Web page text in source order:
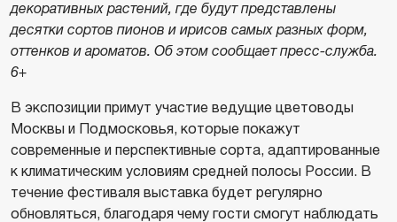
декоративных растений, где будут представлены
десятки сортов пионов и ирисов самых разных форм,
оттенков и ароматов. Об этом сообщает пресс-служба.
6+
В экспозиции примут участие ведущие цветоводы
Москвы и Подмосковья, которые покажут
современные и перспективные сорта, адаптированные
к климатическим условиям средней полосы России. В
течение фестиваля выставка будет регулярно
обновляться, благодаря чему гости смогут наблюдать